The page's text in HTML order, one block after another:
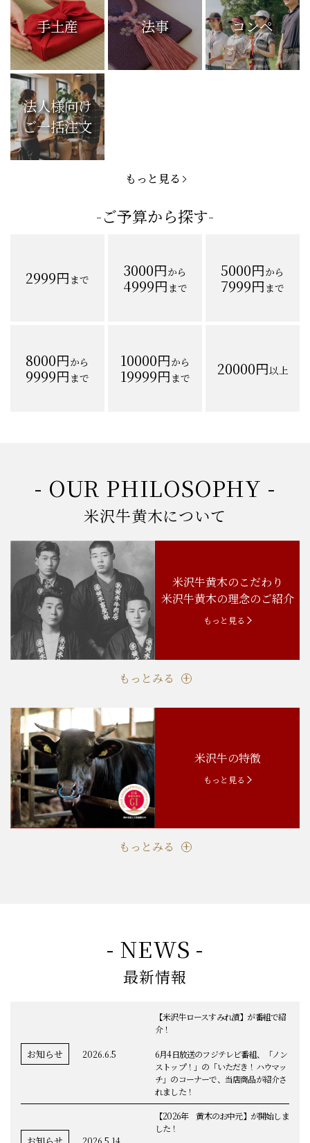
手土産 法事 コンペ
法人様向け
ご一括注文
もっと見る
-ご予算から探す-
2999円まで 3000円から
4999円まで
5000円から
7999円まで
8000円から
9999円まで
10000円から
19999円まで 20000円以上
- OUR PHILOSOPHY -
米沢牛黄木について
米沢牛黄木のこだわり
米沢牛黄木の理念のご紹介
もっと見る
もっとみる
米沢牛の特徴
もっと見る
もっとみる
- NEWS -
最新情報
お知らせ 2026.6.5
【米沢牛ロースすみれ漬】が番組で紹
介！
6月4日放送のフジテレビ番組、「ノン
ストップ！」の「いただき！ハウマッ
チ」のコーナーで、当店商品が紹介さ
れました！
2026.5.14
【2026年 黄木のお中元】が開始しま
した！